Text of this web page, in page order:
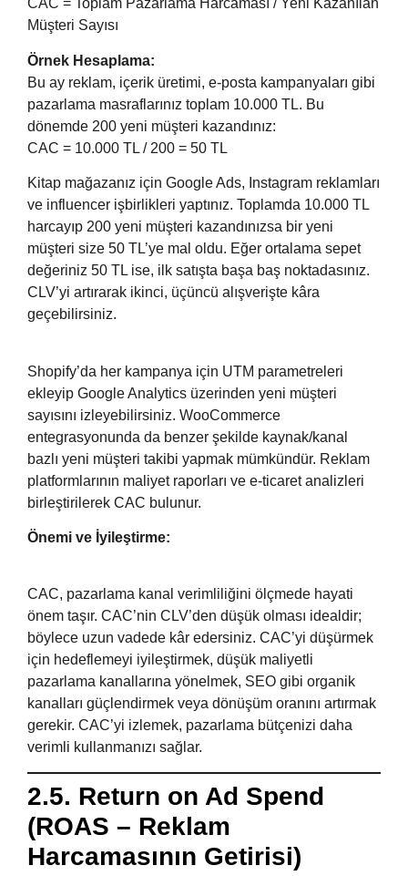
CAC = Toplam Pazarlama Harcaması / Yeni Kazanılan
Müşteri Sayısı
Örnek Hesaplama:
Bu ay reklam, içerik üretimi, e-posta kampanyaları gibi
pazarlama masraflarınız toplam 10.000 TL. Bu
dönemde 200 yeni müşteri kazandınız:
CAC = 10.000 TL / 200 = 50 TL
Kitap mağazanız için Google Ads, Instagram reklamları
ve influencer işbirlikleri yaptınız. Toplamda 10.000 TL
harcayıp 200 yeni müşteri kazandınızsa bir yeni
müşteri size 50 TL’ye mal oldu. Eğer ortalama sepet
değeriniz 50 TL ise, ilk satışta başa baş noktadasınız.
CLV’yi artırarak ikinci, üçüncü alışverişte kâra
geçebilirsiniz.
Shopify’da her kampanya için UTM parametreleri
ekleyip Google Analytics üzerinden yeni müşteri
sayısını izleyebilirsiniz. WooCommerce
entegrasyonunda da benzer şekilde kaynak/kanal
bazlı yeni müşteri takibi yapmak mümkündür. Reklam
platformlarının maliyet raporları ve e-ticaret analizleri
birleştirilerek CAC bulunur.
Önemi ve İyileştirme:
CAC, pazarlama kanal verimliliğini ölçmede hayati
önem taşır. CAC’nin CLV’den düşük olması idealdir;
böylece uzun vadede kâr edersiniz. CAC’yi düşürmek
için hedeflemeyi iyileştirmek, düşük maliyetli
pazarlama kanallarına yönelmek, SEO gibi organik
kanalları güçlendirmek veya dönüşüm oranını artırmak
gerekir. CAC’yi izlemek, pazarlama bütçenizi daha
verimli kullanmanızı sağlar.
2.5. Return on Ad Spend
(ROAS – Reklam
Harcamasının Getirisi)